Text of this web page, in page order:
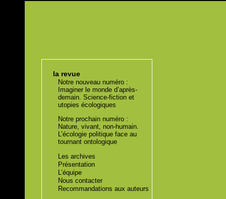
la revue
Notre nouveau numéro :
Imaginer le monde d’après-
demain. Science-fiction et
utopies écologiques
Notre prochain numéro :
Nature, vivant, non-humain.
L’écologie politique face au
tournant ontologique
Les archives
Présentation
L’équipe
Nous contacter
Recommandations aux auteurs